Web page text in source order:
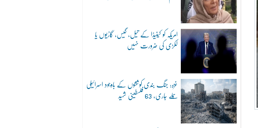
امریکہ کو کینیڈا کے تیل، گیس، گاڑیوں یا
لکڑی کی ضرورت نہیں
غزہ: جنگ بندی کوششوں کے باوجود اسرائیلی
حملے جاری، 63 فلسطینی شہید